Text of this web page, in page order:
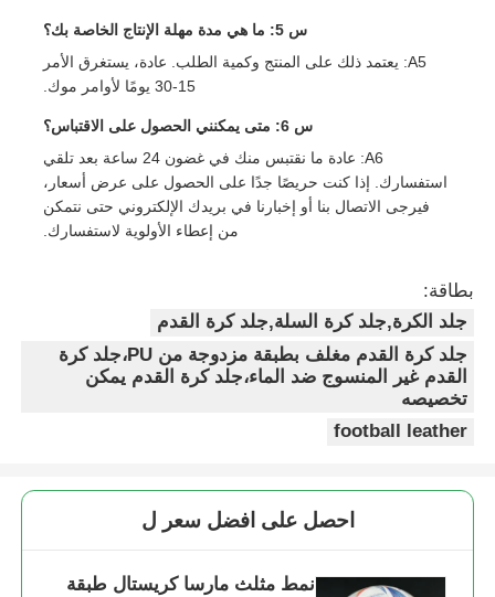
س 5: ما هي مدة مهلة الإنتاج الخاصة بك؟
A5: يعتمد ذلك على المنتج وكمية الطلب. عادة، يستغرق الأمر
15-30 يومًا لأوامر موك.
س 6: متى يمكنني الحصول على الاقتباس؟
A6: عادة ما نقتبس منك في غضون 24 ساعة بعد تلقي
استفسارك. إذا كنت حريصًا جدًا على الحصول على عرض أسعار،
فيرجى الاتصال بنا أو إخبارنا في بريدك الإلكتروني حتى نتمكن
من إعطاء الأولوية لاستفسارك.
بطاقة:
جلد الكرة,جلد كرة السلة,جلد كرة القدم
جلد كرة القدم مغلف بطبقة مزدوجة من PU،جلد كرة
القدم غير المنسوج ضد الماء،جلد كرة القدم يمكن
تخصيصه
football leather
احصل على افضل سعر ل
نمط مثلث مارسا كريستال طبقة